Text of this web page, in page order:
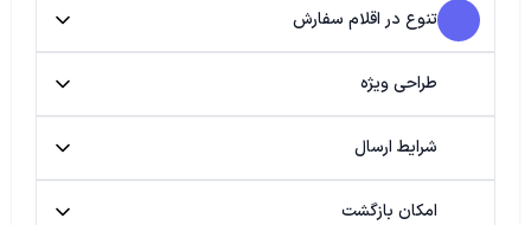
تنوع در اقلام سفارش
طراحی ویژه
شرایط ارسال
امکان بازگشت